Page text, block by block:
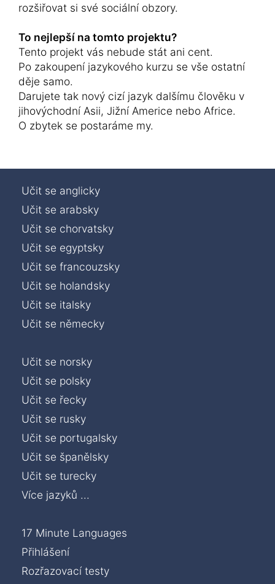
rozšiřovat si své sociální obzory.
To nejlepší na tomto projektu?
Tento projekt vás nebude stát ani cent.
Po zakoupení jazykového kurzu se vše ostatní
děje samo.
Darujete tak nový cizí jazyk dalšímu člověku v
jihovýchodní Asii, Jižní Americe nebo Africe.
O zbytek se postaráme my.
Učit se anglicky
Učit se arabsky
Učit se chorvatsky
Učit se egyptsky
Učit se francouzsky
Učit se holandsky
Učit se italsky
Učit se německy
Učit se norsky
Učit se polsky
Učit se řecky
Učit se rusky
Učit se portugalsky
Učit se španělsky
Učit se turecky
Více jazyků ...
17 Minute Languages
Přihlášení
Rozřazovací testy